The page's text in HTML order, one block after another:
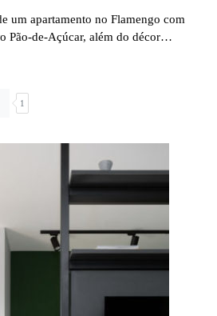
um apartamento no Flamengo com
Pão-de-Açúcar, além do décor…
1